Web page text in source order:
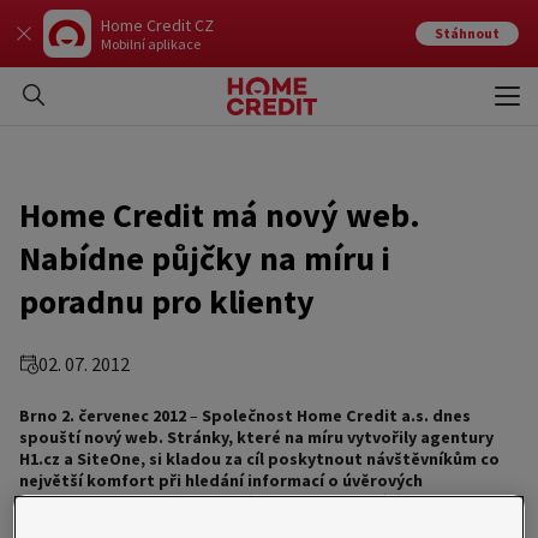
Home Credit CZ
Mobilní aplikace
Stáhnout
Home Credit má nový web.
Nabídne půjčky na míru i
poradnu pro klienty
02. 07. 2012
Brno 2. červenec 2012– Společnost Home Credit a.s. dnes
spouští nový web. Stránky, které na míru vytvořily agentury
H1.cz a SiteOne, si kladou za cíl poskytnout návštěvníkům co
největší komfort při hledání informací o úvěrových
produktech a službách, které společnost nabízí. Kromě